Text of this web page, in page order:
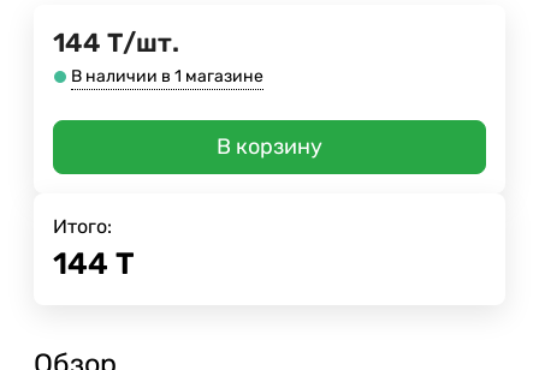
144 Т/шт.
В наличии в 1 магазине
В корзину
Итого:
144 Т